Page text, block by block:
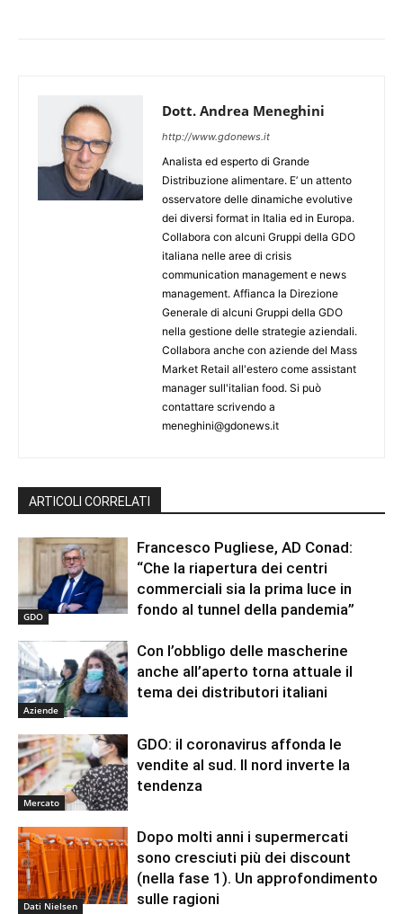
Dott. Andrea Meneghini
http://www.gdonews.it
Analista ed esperto di Grande
Distribuzione alimentare. E’ un attento
osservatore delle dinamiche evolutive
dei diversi format in Italia ed in Europa.
Collabora con alcuni Gruppi della GDO
italiana nelle aree di crisis
communication management e news
management. Affianca la Direzione
Generale di alcuni Gruppi della GDO
nella gestione delle strategie aziendali.
Collabora anche con aziende del Mass
Market Retail all'estero come assistant
manager sull'italian food. Si può
contattare scrivendo a
meneghini@gdonews.it
ARTICOLI CORRELATI
GDO
Francesco Pugliese, AD Conad:
“Che la riapertura dei centri
commerciali sia la prima luce in
fondo al tunnel della pandemia”
Aziende
Con l’obbligo delle mascherine
anche all’aperto torna attuale il
tema dei distributori italiani
Mercato
GDO: il coronavirus affonda le
vendite al sud. Il nord inverte la
tendenza
Dati Nielsen
Dopo molti anni i supermercati
sono cresciuti più dei discount
(nella fase 1). Un approfondimento
sulle ragioni